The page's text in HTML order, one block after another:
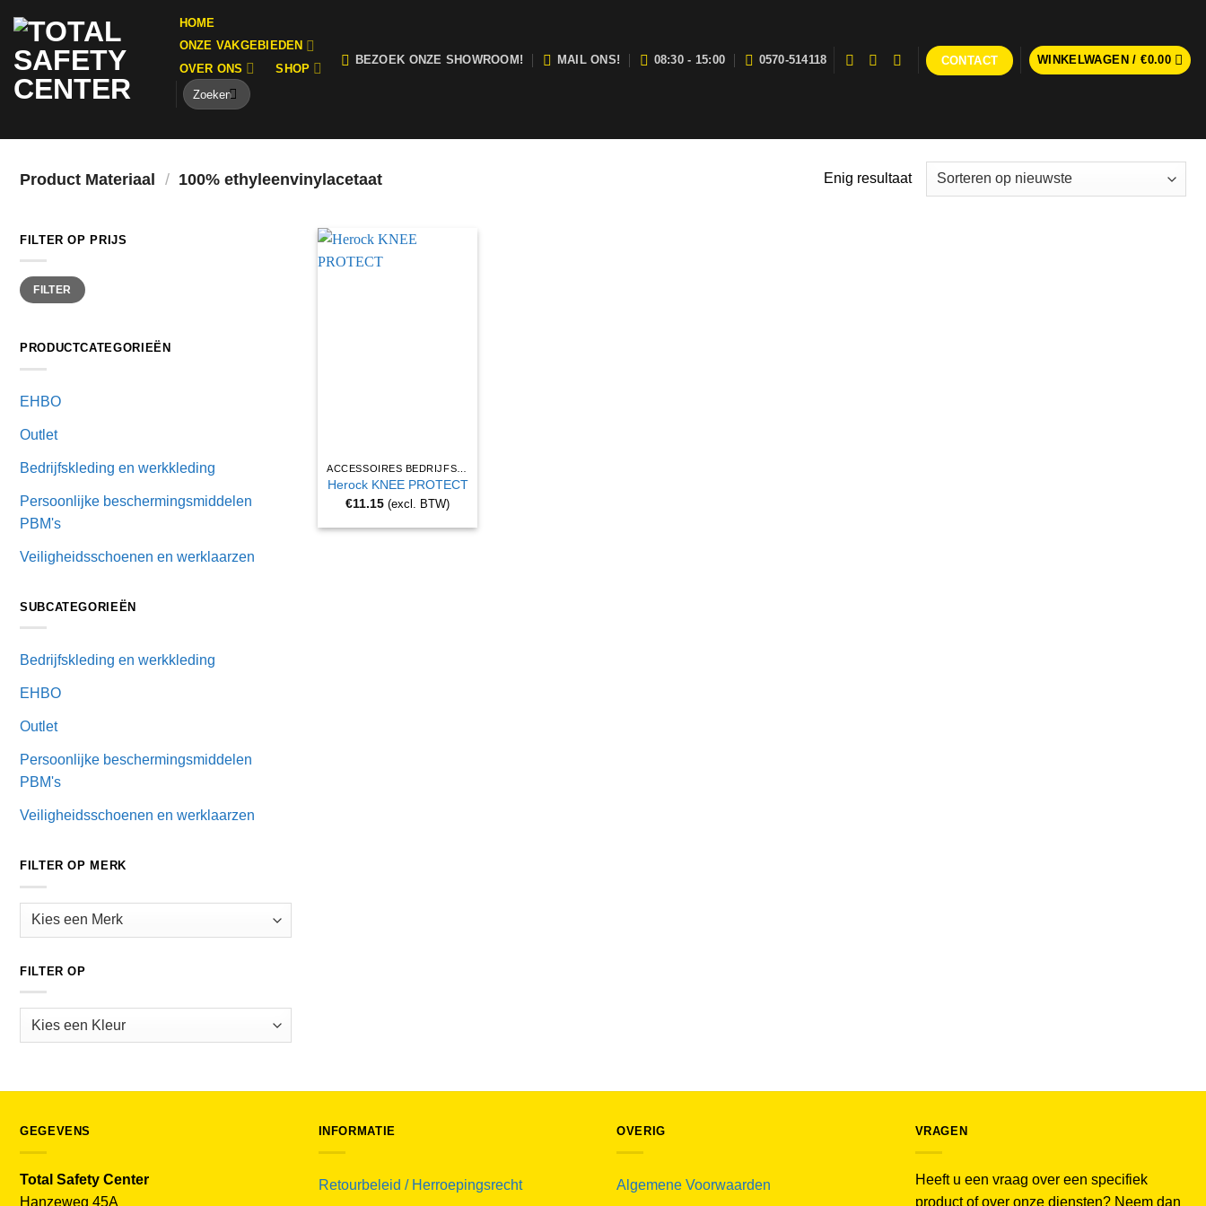
naar
inhoud
HOME
ONZE VAKGEBIEDEN
OVER ONS
SHOP
Zoeken
naar:
BEZOEK ONZE SHOWROOM! MAIL ONS! 08:30 - 15:00 0570-514118 CONTACT WINKELWAGEN /€0.00
Product Materiaal / 100% ethyleenvinylacetaat Enig resultaat
FILTER OP PRIJS
Min.
prijs
Max.
prijsFILTER
PRODUCTCATEGORIEËN
EHBO
Outlet
Bedrijfskleding en werkkleding
Persoonlijke beschermingsmiddelen
PBM's
Veiligheidsschoenen en werklaarzen
SUBCATEGORIEËN
Bedrijfskleding en werkkleding
EHBO
Outlet
Persoonlijke beschermingsmiddelen
PBM's
Veiligheidsschoenen en werklaarzen
FILTER OP MERK
FILTER OP
Herock KNEE PROTECT
€11.15 (excl. BTW)
GEGEVENS
Total Safety Center
Hanzeweg 45A
INFORMATIE
Retourbeleid / Herroepingsrecht
OVERIG
Algemene Voorwaarden
VRAGEN
Heeft u een vraag over een specifiek
product of over onze diensten? Neem dan